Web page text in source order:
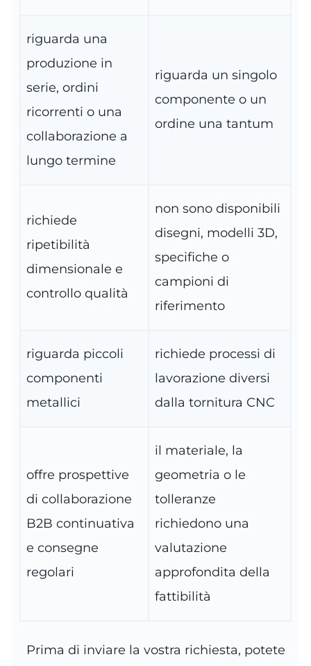
riguarda una
produzione in
serie, ordini
ricorrenti o una
collaborazione a
lungo termine
riguarda un singolo
componente o un
ordine una tantum
richiede
ripetibilità
dimensionale e
controllo qualità
non sono disponibili
disegni, modelli 3D,
specifiche o
campioni di
riferimento
riguarda piccoli
componenti
metallici
richiede processi di
lavorazione diversi
dalla tornitura CNC
offre prospettive
di collaborazione
B2B continuativa
e consegne
regolari
il materiale, la
geometria o le
tolleranze
richiedono una
valutazione
approfondita della
fattibilità
Prima di inviare la vostra richiesta, potete